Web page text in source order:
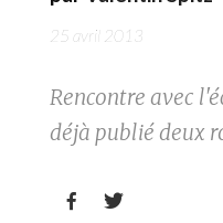
25 avril 2013
Rencontre avec
déjà publié deux
 